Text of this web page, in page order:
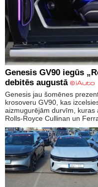
Genesis GV90 iegūs
debitēs augustā
Genesis jau šomēnes
krosoveru GV90, kas
aizmugurējām durvīm,
Rolls-Royce Cullinan un